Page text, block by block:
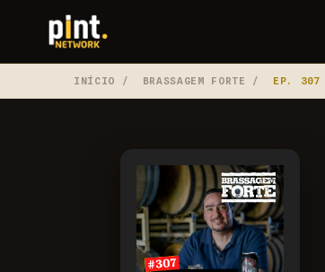
INÍCIO / BRASSAGEM FORTE / EP. 307